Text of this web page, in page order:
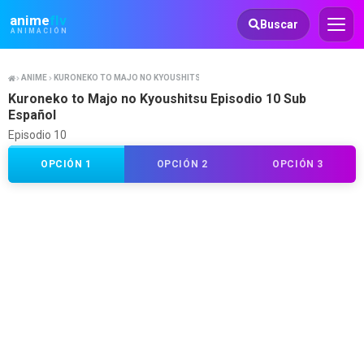
animeflv
ANIMACIÓN
Animeflv Buscar
ANIME KURONEKO TO MAJO NO KYOUSHITSU
Kuroneko to Majo no Kyoushitsu Episodio 10 Sub
Español
Episodio 10
OPCIÓN 1 OPCIÓN 2 OPCIÓN 3